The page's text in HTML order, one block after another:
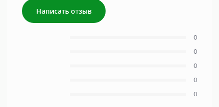
Написать отзыв
0
0
0
0
0